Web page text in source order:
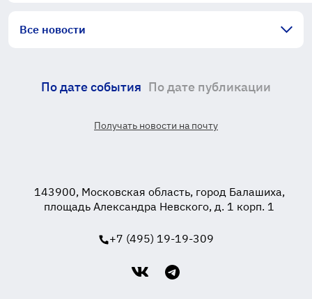
Все новости
По дате события По дате публикации
Получать новости на почту
143900, Московская область, город Балашиха,
площадь Александра Невского, д. 1 корп. 1
+7 (495) 19-19-309